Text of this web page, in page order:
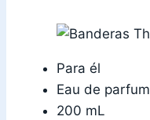
Para él
Eau de parfum
200 mL